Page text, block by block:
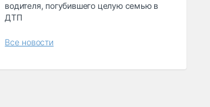
водителя, погубившего целую семью в
ДТП
Все новости